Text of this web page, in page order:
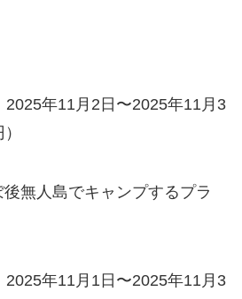
年11月2日〜2025年11月3
人島でキャンプするプラ
年11月1日〜2025年11月3